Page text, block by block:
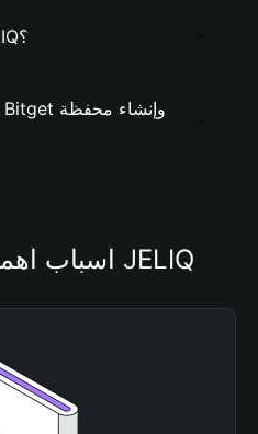
ما هي أفضل محفظة JELIQ؟
أسباب أهمية استخدام محفظة JELIQ